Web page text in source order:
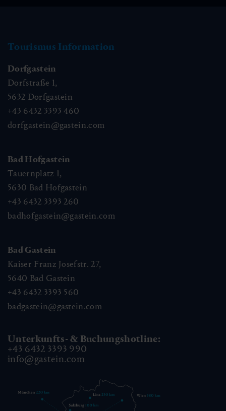
Gastis Kugelparcours
🏀 🔖
Tourismus Information
Dorfgastein
Dorfstraße 1,
5632 Dorfgastein
+43 6432 3393 460
dorfgastein@gastein.com
Bad Hofgastein
Tauernplatz 1,
5630 Bad Hofgastein
+43 6432 3393 260
badhofgastein@gastein.com
Bad Gastein
Kaiser Franz Josefstr. 27,
5640 Bad Gastein
+43 6432 3393 560
badgastein@gastein.com
Unterkunfts- & Buchungshotline:
+43 6432 3393 990
info@gastein.com